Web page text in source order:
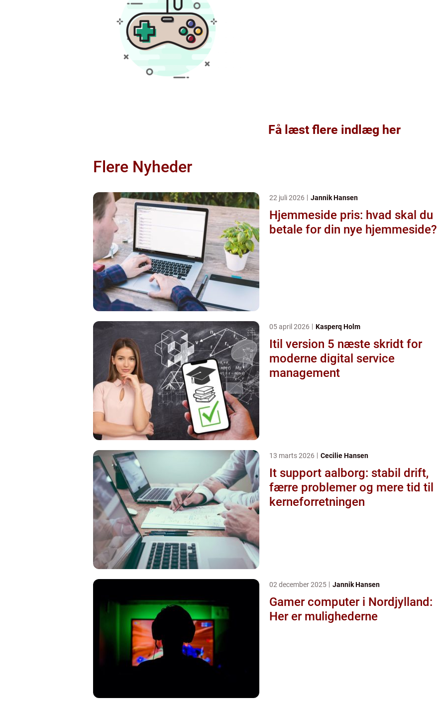
Få læst flere indlæg her
Flere Nyheder
22 juli 2026 Jannik Hansen
Hjemmeside pris: hvad skal du
betale for din nye hjemmeside?
05 april 2026 Kasperq Holm
Itil version 5 næste skridt for
moderne digital service
management
13 marts 2026 Cecilie Hansen
It support aalborg: stabil drift,
færre problemer og mere tid til
kerneforretningen
02 december 2025 Jannik Hansen
Gamer computer i Nordjylland:
Her er mulighederne